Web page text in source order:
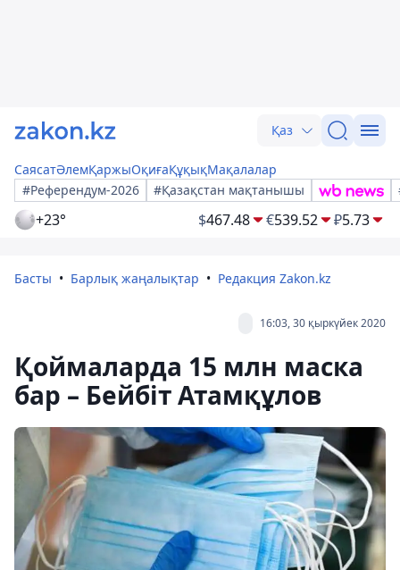
Қаз
СаясатӘлемҚаржыОқиғаҚұқықМақалалар
#Референдум-2026
#Қазақстан мақтанышы
+23° $467.48 €539.52 ₽5.73
Басты Барлық жаңалықтар Редакция Zakon.kz
16:03, 30 қыркүйек 2020
Қоймаларда 15 млн маска
бар – Бейбіт Атамқұлов